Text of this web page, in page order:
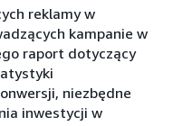
reklamy w
kampanie w
raport dotyczący
niezbędne
inwestycji w